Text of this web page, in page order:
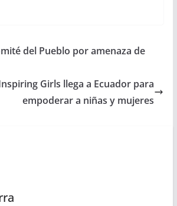
del Pueblo por amenaza de
Girls llega a Ecuador para
empoderar a niñas y mujeres